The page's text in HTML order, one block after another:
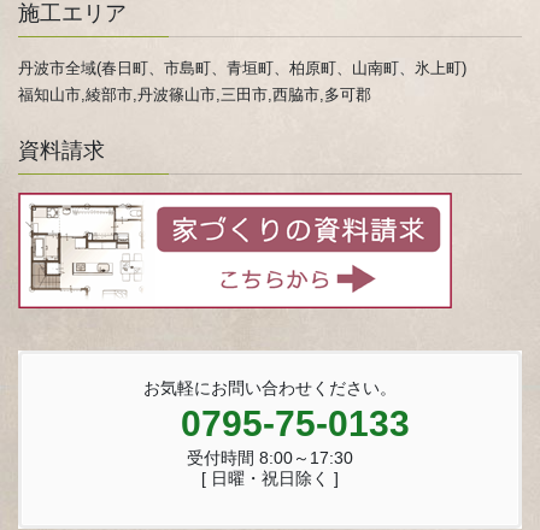
施工エリア
丹波市全域(春日町、市島町、青垣町、柏原町、山南町、氷上町)
福知山市,綾部市,丹波篠山市,三田市,西脇市,多可郡
資料請求
お気軽にお問い合わせください。
0795-75-0133
受付時間 8:00～17:30
[ 日曜・祝日除く ]